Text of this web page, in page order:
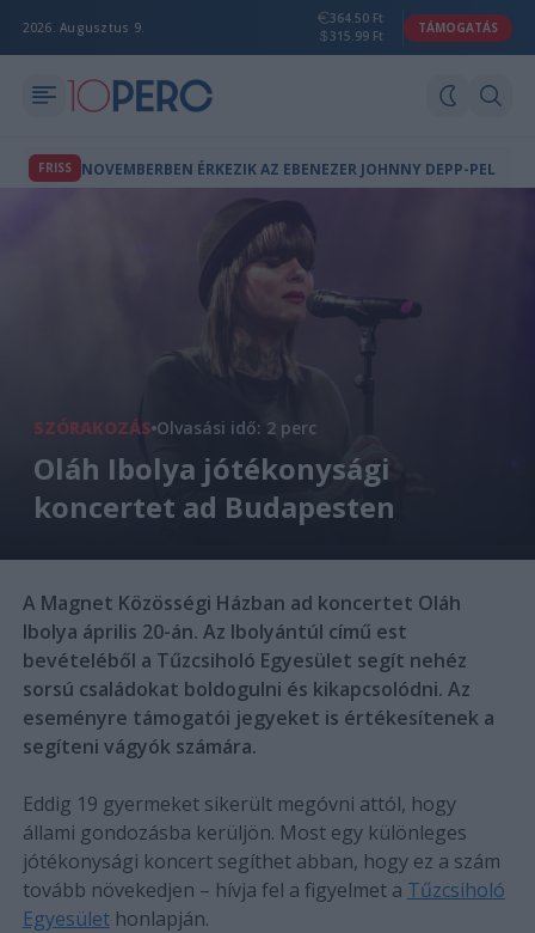
2026. Augusztus 9.
364.50 Ft
315.99 Ft
TÁMOGATÁS
FRISS NOVEMBERBEN ÉRKEZIK AZ EBENEZER JOHNNY DEPP-PEL
SZÓRAKOZÁS Olvasási idő: 2 perc
Oláh Ibolya jótékonysági
koncertet ad Budapesten
A Magnet Közösségi Házban ad koncertet Oláh
Ibolya április 20-án. Az Ibolyántúl című est
bevételéből a Tűzcsiholó Egyesület segít nehéz
sorsú családokat boldogulni és kikapcsolódni. Az
eseményre támogatói jegyeket is értékesítenek a
segíteni vágyók számára.
Eddig 19 gyermeket sikerült megóvni attól, hogy
állami gondozásba kerüljön. Most egy különleges
jótékonysági koncert segíthet abban, hogy ez a szám
tovább növekedjen – hívja fel a figyelmet a Tűzcsiholó
Egyesülethonlapján.